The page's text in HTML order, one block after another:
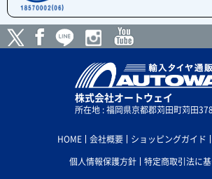
株式会社オートウェイ
所在地 : 福岡県京都郡苅田町苅田
HOME 会社概要 ショッピングガイド
個人情報保護方針
特定商取引法に